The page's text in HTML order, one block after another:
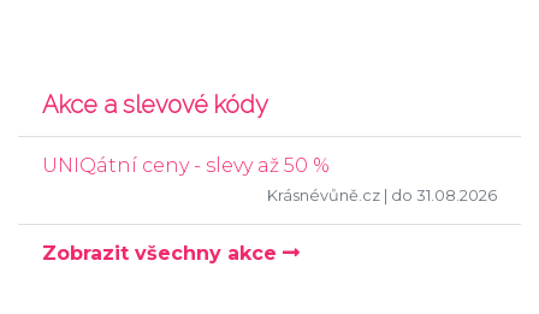
Akce a slevové kódy
UNIQátní ceny - slevy až 50 %
Krásnévůně.cz | do 31.08.2026
Zobrazit všechny akce